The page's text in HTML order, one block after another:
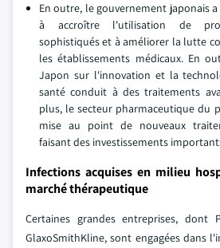
En outre, le gouvernement japonais
à accroître l'utilisation de
sophistiqués et à améliorer la lutte
les établissements médicaux. En
Japon sur l'innovation et la
santé conduit à des traitements
plus, le secteur pharmaceutique du
mise au point de nouveaux
faisant des investissements
Infections acquises en milieu
marché thérapeutique
Certaines grandes entreprises, dont
GlaxoSmithKline, sont engagées dans